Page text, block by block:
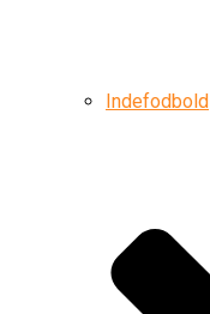
Indefodbold